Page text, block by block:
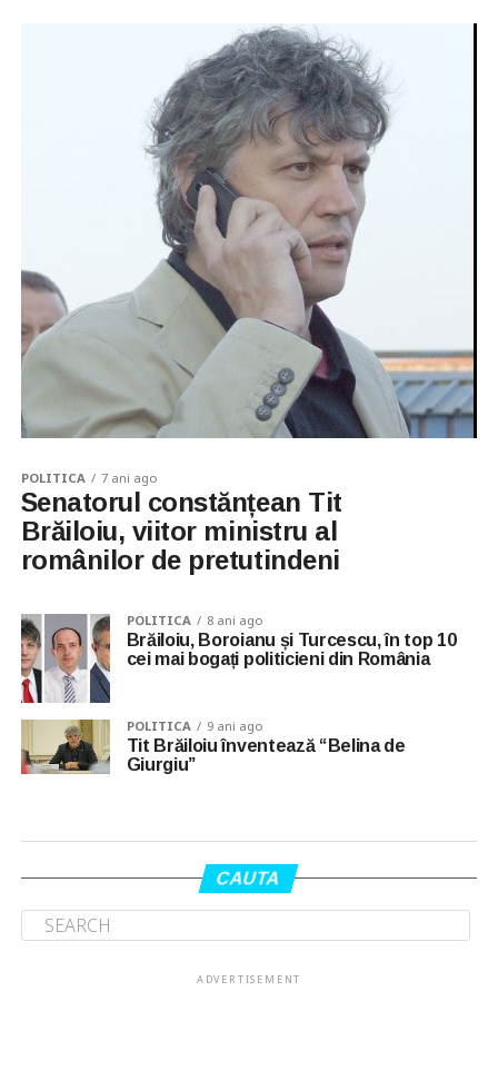
POLITICA 7 ani ago
Senatorul constănțean Tit
Brăiloiu, viitor ministru al
românilor de pretutindeni
POLITICA 8 ani ago
Brăiloiu, Boroianu și Turcescu, în top 10
cei mai bogați politicieni din România
POLITICA 9 ani ago
Tit Brăiloiu înventează “Belina de
Giurgiu”
CAUTA
ADVERTISEMENT